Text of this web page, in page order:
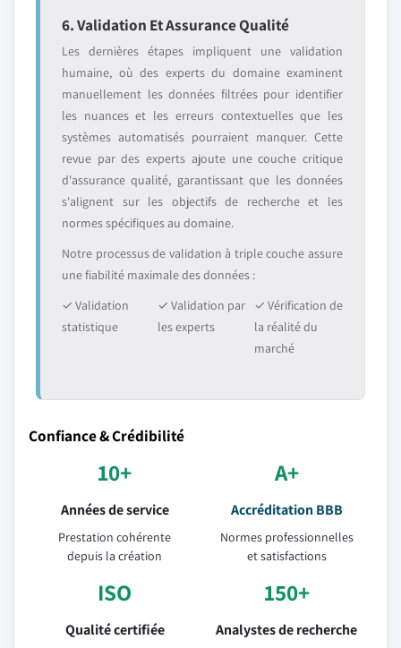
6. Validation Et Assurance Qualité
Les dernières étapes impliquent une validation
humaine, où des experts du domaine examinent
manuellement les données filtrées pour identifier
les nuances et les erreurs contextuelles que les
systèmes automatisés pourraient manquer. Cette
revue par des experts ajoute une couche critique
d'assurance qualité, garantissant que les données
s'alignent sur les objectifs de recherche et les
normes spécifiques au domaine.
Notre processus de validation à triple couche assure
une fiabilité maximale des données :
✓ Validation
statistique
✓ Validation par
les experts
✓ Vérification de
la réalité du
marché
Confiance & Crédibilité
10+
Années de service
Prestation cohérente
depuis la création
A+
Accréditation BBB
Normes professionnelles
et satisfactions
ISO
Qualité certifiée
150+
Analystes de recherche